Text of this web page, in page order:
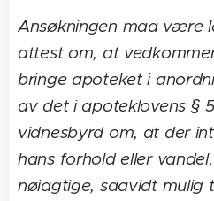
Ansøkningen maa være
attest om, at
bringe apoteket i
av det i apoteklovens §
vidnesbyrd om, at der
hans forhold eller
nøiagtige, saavidt mulig